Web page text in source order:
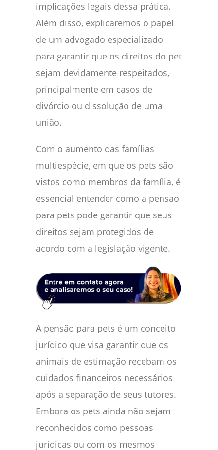
implicações legais dessa prática.
Além disso, explicaremos o papel
de um advogado especializado
para garantir que os direitos do pet
sejam devidamente respeitados,
principalmente em casos de
divórcio ou dissolução de uma
união.
Com o aumento das famílias
multiespécie, em que os pets são
vistos como membros da família, é
essencial entender como a pensão
para pets pode garantir que seus
direitos sejam protegidos de
acordo com a legislação vigente.
A pensão para pets é um conceito
jurídico que visa garantir que os
animais de estimação recebam os
cuidados financeiros necessários
após a separação de seus tutores.
Embora os pets ainda não sejam
reconhecidos como pessoas
jurídicas ou com os mesmos